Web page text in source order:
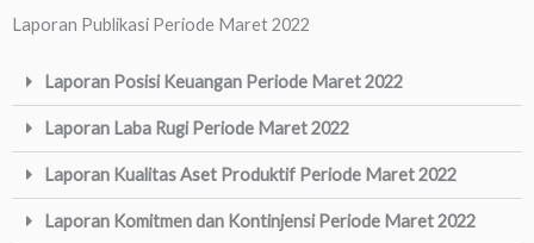
Laporan Publikasi Periode Maret 2022
Laporan Posisi Keuangan Periode Maret 2022
Laporan Laba Rugi Periode Maret 2022
Laporan Kualitas Aset Produktif Periode Maret 2022
Laporan Komitmen dan Kontinjensi Periode Maret 2022